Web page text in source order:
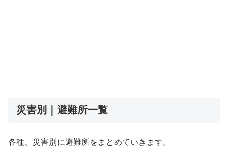
災害別｜避難所一覧
各種、災害別に避難所をまとめていきます。